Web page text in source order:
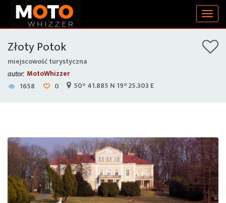
Złoty Potok
miejscowość turystyczna
autor: MotoWhizzer
1658
0 50° 41.885 N 19° 25.303 E